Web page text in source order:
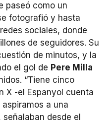
paseó como un
fotografió y hasta
sociales, donde
de seguidores. Su
de minutos, y la
el gol de Pere Milla
“Tiene cinco
X -el Espanyol cuenta
a una
desde el